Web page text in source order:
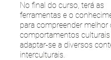
No final do curso, terá as
ferramentas e o
para compreender melhor
comportamentos culturais
adaptar-se a diversos
interculturais.